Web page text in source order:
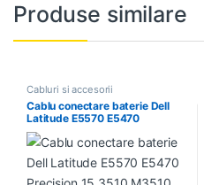
Produse similare
Cabluri si accesorii
Cablu conectare baterie Dell
Latitude E5570 E5470
Precision 15 3510 M3510
6MT4T WJ5R2 G6J8P ADM80